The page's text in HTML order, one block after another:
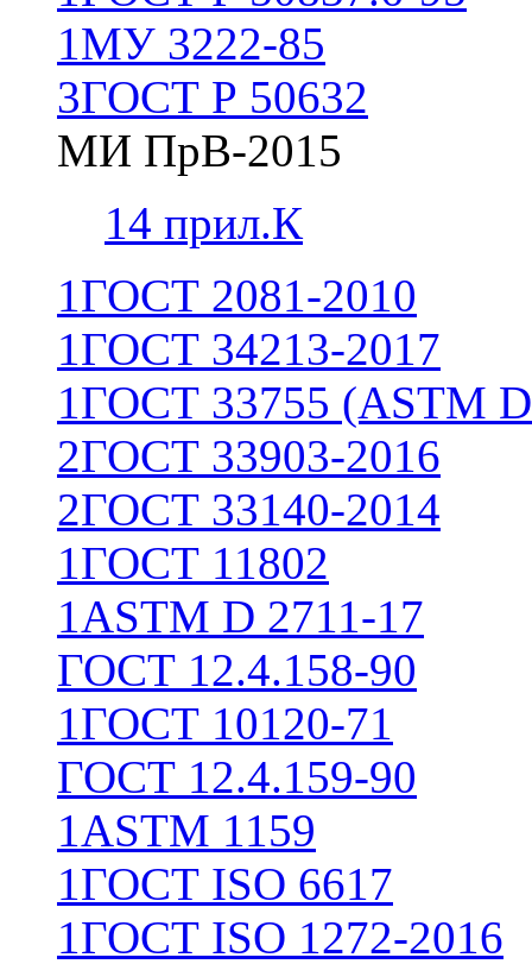
1МУ 3222-85
3ГОСТ Р 50632
МИ ПрВ-2015
14 прил.К
1ГОСТ 2081-2010
1ГОСТ 34213-2017
1ГОСТ 33755 (ASTM
2ГОСТ 33903-2016
2ГОСТ 33140-2014
1ГОСТ 11802
1ASTM D 2711-17
ГОСТ 12.4.158-90
1ГОСТ 10120-71
ГОСТ 12.4.159-90
1ASTM 1159
1ГОСТ ISO 6617
1ГОСТ ISO 1272-2016